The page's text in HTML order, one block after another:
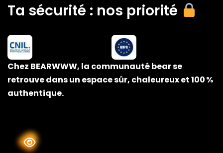
Ta sécurité : nos priorité
Chez BEARWWW, la communauté bear se
retrouve dans un espace sûr, chaleureux et 100 %
authentique.